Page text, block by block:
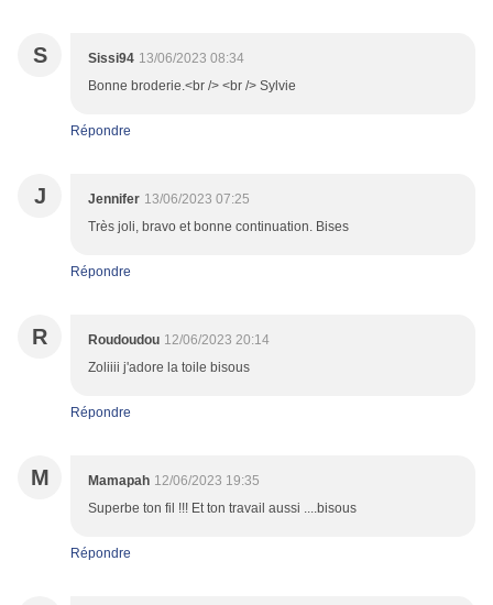
S Sissi94 13/06/2023 08:34
Bonne broderie.<br /> <br /> Sylvie
Répondre
J Jennifer 13/06/2023 07:25
Très joli, bravo et bonne continuation. Bises
Répondre
R Roudoudou 12/06/2023 20:14
Zoliiii j'adore la toile bisous
Répondre
M Mamapah 12/06/2023 19:35
Superbe ton fil !!! Et ton travail aussi ....bisous
Répondre